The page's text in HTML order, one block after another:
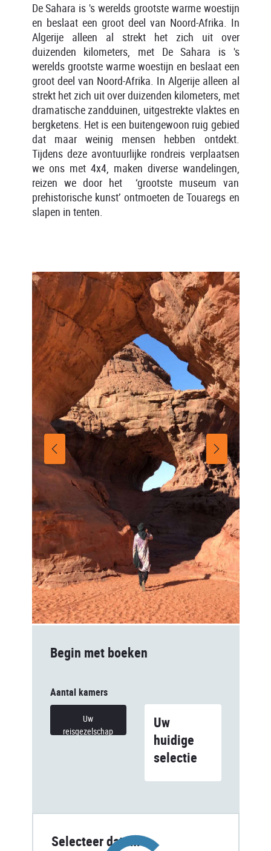
De Sahara is 's werelds grootste warme woestijn
en beslaat een groot deel van Noord-Afrika. In
Algerije alleen al strekt het zich uit over
duizenden kilometers, met De Sahara is 's
werelds grootste warme woestijn en beslaat een
groot deel van Noord-Afrika. In Algerije alleen al
strekt het zich uit over duizenden kilometers, met
dramatische zandduinen, uitgestrekte vlaktes en
bergketens. Het is een buitengewoon ruig gebied
dat maar weinig mensen hebben ontdekt.
Tijdens deze avontuurlijke rondreis verplaatsen
we ons met 4x4, maken diverse wandelingen,
reizen we door het ‘grootste museum van
prehistorische kunst’ ontmoeten de Touaregs en
slapen in tenten.
Begin met boeken
Aantal kamers
Uw
reisgezelschap
Uw
huidige
selectie
Selecteer datum